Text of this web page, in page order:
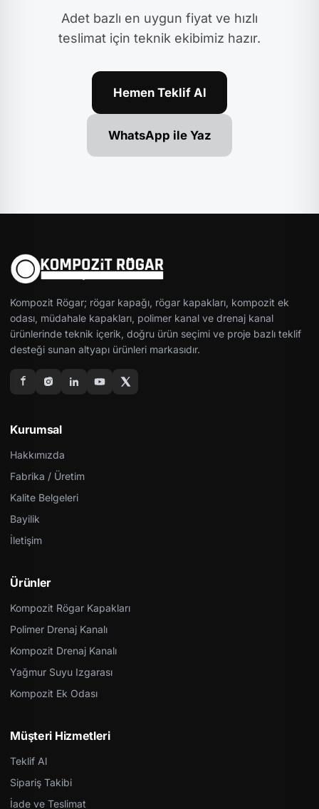
Adet bazlı en uygun fiyat ve hızlı
teslimat için teknik ekibimiz hazır.
Hemen Teklif Al
WhatsApp ile Yaz
Kompozit Rögar; rögar kapağı, rögar kapakları, kompozit ek
odası, müdahale kapakları, polimer kanal ve drenaj kanal
ürünlerinde teknik içerik, doğru ürün seçimi ve proje bazlı teklif
desteği sunan altyapı ürünleri markasıdır.
Kurumsal
Hakkımızda
Fabrika / Üretim
Kalite Belgeleri
Bayilik
İletişim
Ürünler
Kompozit Rögar Kapakları
Polimer Drenaj Kanalı
Kompozit Drenaj Kanalı
Yağmur Suyu Izgarası
Kompozit Ek Odası
Müşteri Hizmetleri
Teklif Al
Sipariş Takibi
İade ve Teslimat